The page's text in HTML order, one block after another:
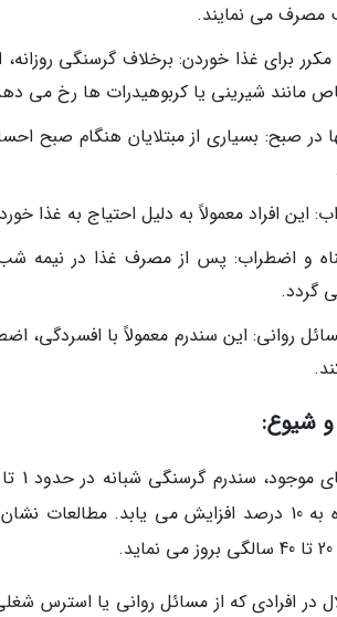
مصرف می نمایند.
برای غذا خوردن: برخلاف گرسنگی
مانند شیرینی یا کربوهیدرات ها رخ می
در صبح: بسیاری از مبتلایان هنگام صبح
این افراد معمولاً به دلیل احتیاج به
و اضطراب: پس از مصرف غذا در نیمه
گردد.
مسائل روانی: این سندرم معمولاً با
و شیوع:
چاقی این اندازه به 10 درصد افزایش می یابد.
در افرادی که از مسائل روانی یا استرس